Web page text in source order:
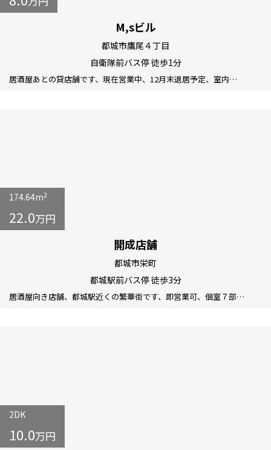
M,sビル
都城市鷹尾４丁目
自衛隊前バス停 徒歩1分
居酒屋あとの貸店舗です、現在営業中、12月末退居予定、室内…
174.64m2
22.0万円
開成店舗
都城市栄町
都城駅前バス停 徒歩3分
居酒屋向き店舗、都城駅近くの繁華街です、即営業可、個室７部…
2DK
10.0万円